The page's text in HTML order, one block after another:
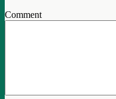
Comment